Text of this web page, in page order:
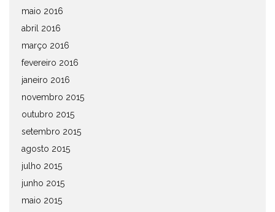
maio 2016
abril 2016
março 2016
fevereiro 2016
janeiro 2016
novembro 2015
outubro 2015
setembro 2015
agosto 2015
julho 2015
junho 2015
maio 2015